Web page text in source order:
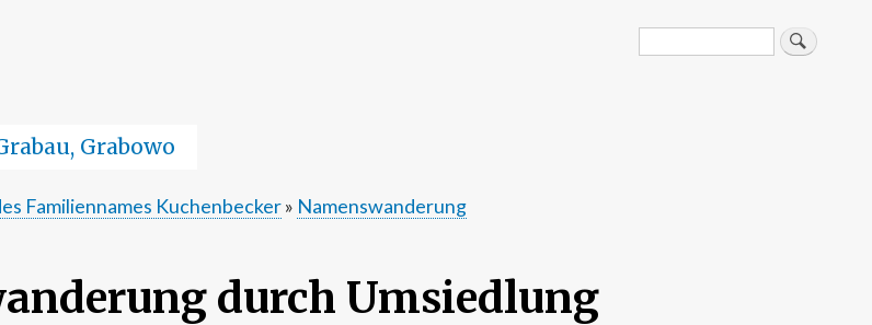
Suche
Grabowo
Familiennames Kuchenbecker Namenswanderung
durch Umsiedlung